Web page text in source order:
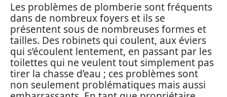
Les problèmes de plomberie sont fréquents
dans de nombreux foyers et ils se
présentent sous de nombreuses formes et
tailles. Des robinets qui coulent, aux éviers
qui s’écoulent lentement, en passant par les
toilettes qui ne veulent tout simplement pas
tirer la chasse d’eau ; ces problèmes sont
non seulement problématiques mais aussi